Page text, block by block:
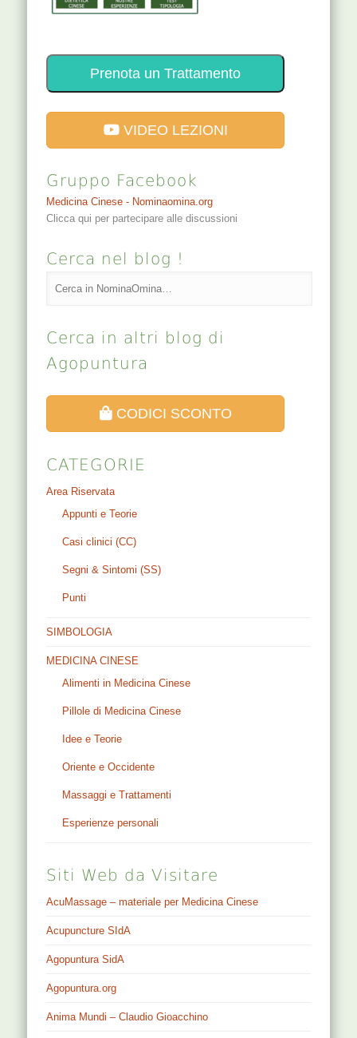
Prenota un Trattamento
VIDEO LEZIONI
Gruppo Facebook
Medicina Cinese - Nominaomina.org
Clicca qui per partecipare alle discussioni
Cerca nel blog !
Cerca in altri blog di
Agopuntura
CODICI SCONTO
CATEGORIE
Area Riservata
Appunti e Teorie
Casi clinici (CC)
Segni & Sintomi (SS)
Punti
SIMBOLOGIA
MEDICINA CINESE
Alimenti in Medicina Cinese
Pillole di Medicina Cinese
Idee e Teorie
Oriente e Occidente
Massaggi e Trattamenti
Esperienze personali
Siti Web da Visitare
AcuMassage – materiale per Medicina Cinese
Acupuncture SIdA
Agopuntura SidA
Agopuntura.org
Anima Mundi – Claudio Gioacchino